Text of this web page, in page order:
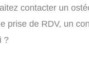
contacter un
prise de RDV, un
?